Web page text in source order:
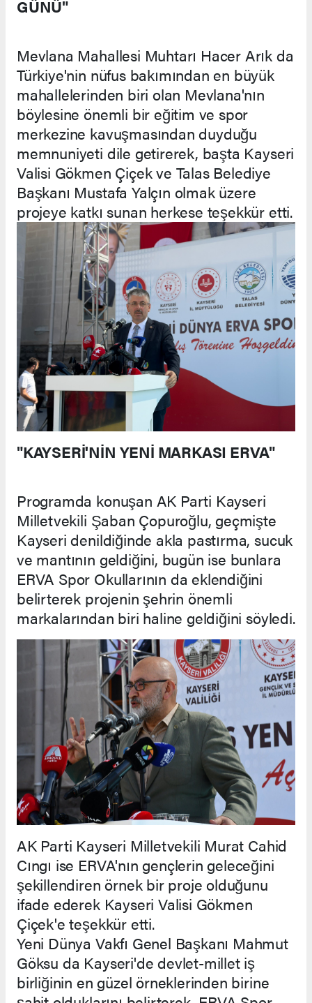
GÜNÜ"
Mevlana Mahallesi Muhtarı Hacer Arık da
Türkiye'nin nüfus bakımından en büyük
mahallelerinden biri olan Mevlana'nın
böylesine önemli bir eğitim ve spor
merkezine kavuşmasından duyduğu
memnuniyeti dile getirerek, başta Kayseri
Valisi Gökmen Çiçek ve Talas Belediye
Başkanı Mustafa Yalçın olmak üzere
projeye katkı sunan herkese teşekkür etti.
"KAYSERİ'NİN YENİ MARKASI ERVA"
Programda konuşan AK Parti Kayseri
Milletvekili Şaban Çopuroğlu, geçmişte
Kayseri denildiğinde akla pastırma, sucuk
ve mantının geldiğini, bugün ise bunlara
ERVA Spor Okullarının da eklendiğini
belirterek projenin şehrin önemli
markalarından biri haline geldiğini söyledi.
AK Parti Kayseri Milletvekili Murat Cahid
Cıngı ise ERVA'nın gençlerin geleceğini
şekillendiren örnek bir proje olduğunu
ifade ederek Kayseri Valisi Gökmen
Çiçek'e teşekkür etti.
Yeni Dünya Vakfı Genel Başkanı Mahmut
Göksu da Kayseri'de devlet-millet iş
birliğinin en güzel örneklerinden birine